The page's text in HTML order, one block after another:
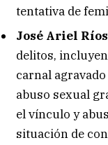
tentativa de
José Ariel
delitos,
carnal
abuso sexual
el vínculo y
situación de